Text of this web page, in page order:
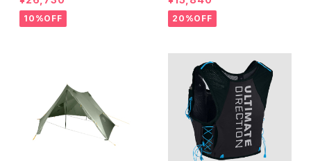
tpack 30 Men's / Fog
10%OFF 20%OFF